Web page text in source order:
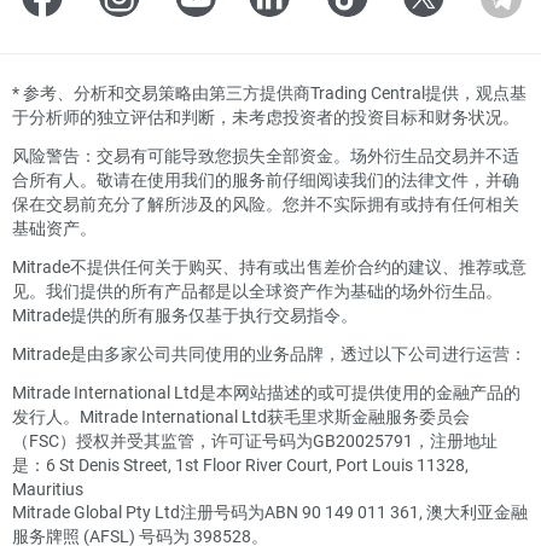
*参考、分析和交易策略由第三方提供商Trading Central提供，观点基
于分析师的独立评估和判断，未考虑投资者的投资目标和财务状况。
风险警告：交易有可能导致您损失全部资金。场外衍生品交易并不适
合所有人。敬请在使用我们的服务前仔细阅读我们的法律文件，并确
保在交易前充分了解所涉及的风险。您并不实际拥有或持有任何相关
基础资产。
Mitrade不提供任何关于购买、持有或出售差价合约的建议、推荐或意
见。我们提供的所有产品都是以全球资产作为基础的场外衍生品。
Mitrade提供的所有服务仅基于执行交易指令。
Mitrade是由多家公司共同使用的业务品牌，透过以下公司进行运营：
Mitrade International Ltd是本网站描述的或可提供使用的金融产品的
发行人。Mitrade International Ltd获毛里求斯金融服务委员会
（FSC）授权并受其监管，许可证号码为GB20025791，注册地址
是：6 St Denis Street, 1st Floor River Court, Port Louis 11328,
Mauritius
Mitrade Global Pty Ltd注册号码为ABN 90 149 011 361, 澳大利亚金融
服务牌照 (AFSL) 号码为 398528。